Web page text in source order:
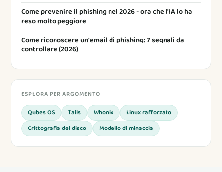
Come prevenire il phishing nel 2026 - ora che l'IA lo ha
reso molto peggiore
Come riconoscere un'email di phishing: 7 segnali da
controllare (2026)
ESPLORA PER ARGOMENTO
Qubes OS Tails Whonix
Linux rafforzato
Crittografia del disco
Modello di minaccia